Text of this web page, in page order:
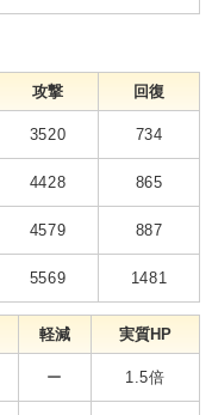
攻撃 回復
3520 734
4428 865
4579 887
5569 1481
軽減 実質HP
ー 1.5倍